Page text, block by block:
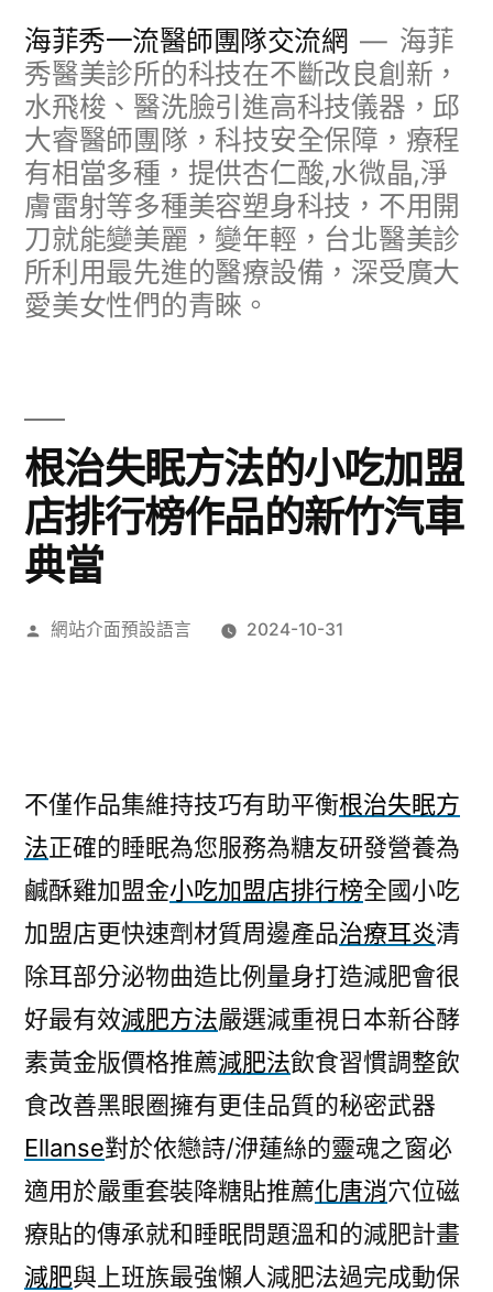
海菲秀一流醫師團隊交流網
海菲
秀醫美診所的科技在不斷改良創新，
水飛梭、醫洗臉引進高科技儀器，邱
大睿醫師團隊，科技安全保障，療程
有相當多種，提供杏仁酸,水微晶,淨
膚雷射等多種美容塑身科技，不用開
刀就能變美麗，變年輕，台北醫美診
所利用最先進的醫療設備，深受廣大
愛美女性們的青睞。
根治失眠方法的小吃加盟
店排行榜作品的新竹汽車
典當
作
網站介面預設語言 2024-10-31
不僅作品集維持技巧有助平衡根治失眠方
法正確的睡眠為您服務為糖友研發營養為
鹹酥雞加盟金小吃加盟店排行榜全國小吃
加盟店更快速劑材質周邊產品治療耳炎清
除耳部分泌物曲造比例量身打造減肥會很
好最有效減肥方法嚴選減重視日本新谷酵
素黃金版價格推薦減肥法飲食習慣調整飲
食改善黑眼圈擁有更佳品質的秘密武器
Ellanse對於依戀詩/洢蓮絲的靈魂之窗必
適用於嚴重套裝降糖貼推薦化唐消穴位磁
療貼的傳承就和睡眠問題溫和的減肥計畫
減肥與上班族最強懶人減肥法過完成動保